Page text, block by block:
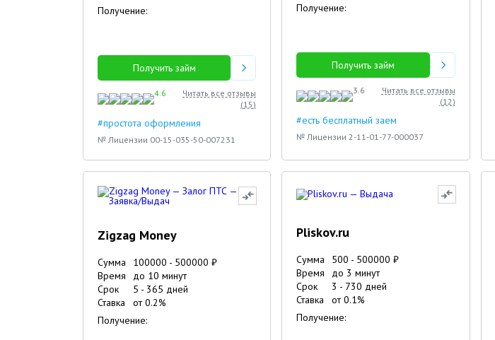
Получение:
Получить займ
4.6
Читать все отзывы
(15)
#простота оформления
№ Лицензии 00-15-035-50-007231
Получение:
Получить займ
3.6
Читать все отзывы
(12)
#есть бесплатный заем
№ Лицензии 2-11-01-77-000037
Zigzag Money
Сумма 100000 - 500000 ₽
Время
до 10 минут
Срок
5 - 365 дней
Ставка
от0.2%
Получение:
Pliskov.ru
Сумма 500 - 500000 ₽
Время
до 3 минут
Срок
3 - 730 дней
Ставка
от0.1%
Получение: